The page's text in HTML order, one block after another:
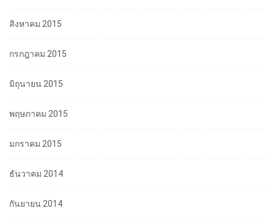
สิงหาคม 2015
กรกฎาคม 2015
มิถุนายน 2015
พฤษภาคม 2015
มกราคม 2015
ธันวาคม 2014
กันยายน 2014